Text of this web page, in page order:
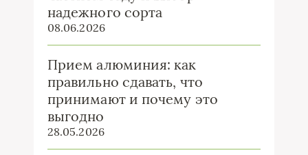
надежного сорта
08.06.2026
Прием алюминия: как
правильно сдавать, что
принимают и почему это
выгодно
28.05.2026